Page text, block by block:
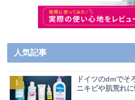
人気記事
ドイツのdmでそ
ニキビや肌荒れ